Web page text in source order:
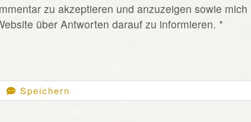
zu akzeptieren und anzuzeigen sowie mich
über Antworten darauf zu informieren. *
Speichern